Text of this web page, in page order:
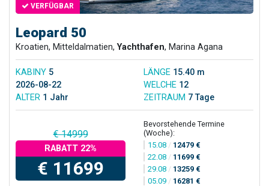
VERFÜGBAR
Leopard 50
Kroatien, Mitteldalmatien,Yachthafen, Marina Agana
KABINY 5 LÄNGE 15.40 m
2026-08-22
WELCHE 12
ALTER 1 Jahr ZEITRAUM 7 Tage
€ 14999
RABATT 22%
€ 11699
Bevorstehende Termine
(Woche):
15.08 / 12479 €
22.08 / 11699 €
29.08 / 13259 €
05.09 / 16281 €